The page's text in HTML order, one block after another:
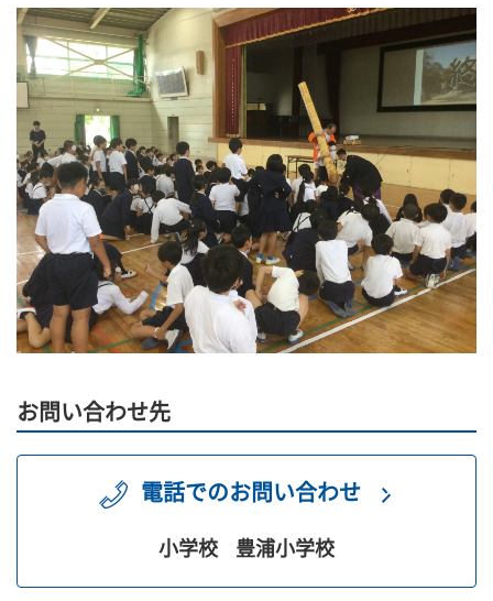
お問い合わせ先
電話でのお問い合わせ
小学校 豊浦小学校